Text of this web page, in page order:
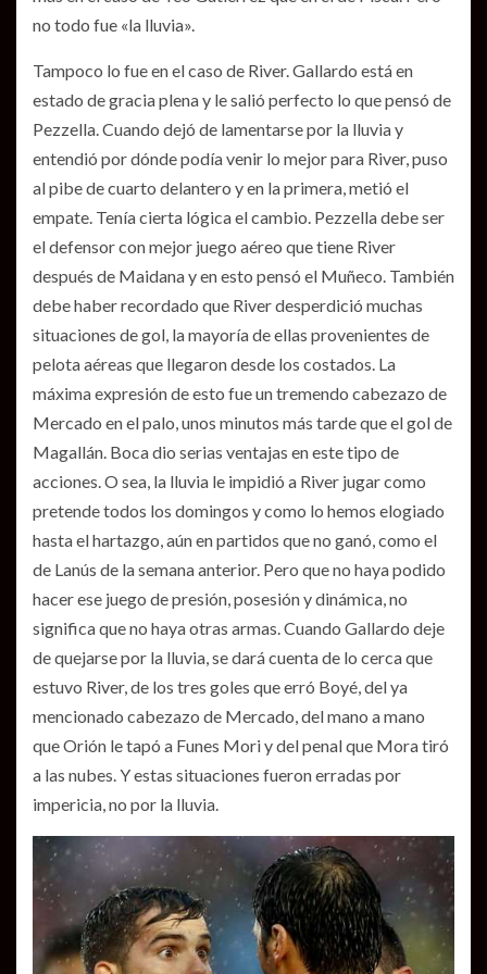
no todo fue «la lluvia».
Tampoco lo fue en el caso de River. Gallardo está en
estado de gracia plena y le salió perfecto lo que pensó de
Pezzella. Cuando dejó de lamentarse por la lluvia y
entendió por dónde podía venir lo mejor para River, puso
al pibe de cuarto delantero y en la primera, metió el
empate. Tenía cierta lógica el cambio. Pezzella debe ser
el defensor con mejor juego aéreo que tiene River
después de Maidana y en esto pensó el Muñeco. También
debe haber recordado que River desperdició muchas
situaciones de gol, la mayoría de ellas provenientes de
pelota aéreas que llegaron desde los costados. La
máxima expresión de esto fue un tremendo cabezazo de
Mercado en el palo, unos minutos más tarde que el gol de
Magallán. Boca dio serias ventajas en este tipo de
acciones. O sea, la lluvia le impidió a River jugar como
pretende todos los domingos y como lo hemos elogiado
hasta el hartazgo, aún en partidos que no ganó, como el
de Lanús de la semana anterior. Pero que no haya podido
hacer ese juego de presión, posesión y dinámica, no
significa que no haya otras armas. Cuando Gallardo deje
de quejarse por la lluvia, se dará cuenta de lo cerca que
estuvo River, de los tres goles que erró Boyé, del ya
mencionado cabezazo de Mercado, del mano a mano
que Orión le tapó a Funes Mori y del penal que Mora tiró
a las nubes. Y estas situaciones fueron erradas por
impericia, no por la lluvia.